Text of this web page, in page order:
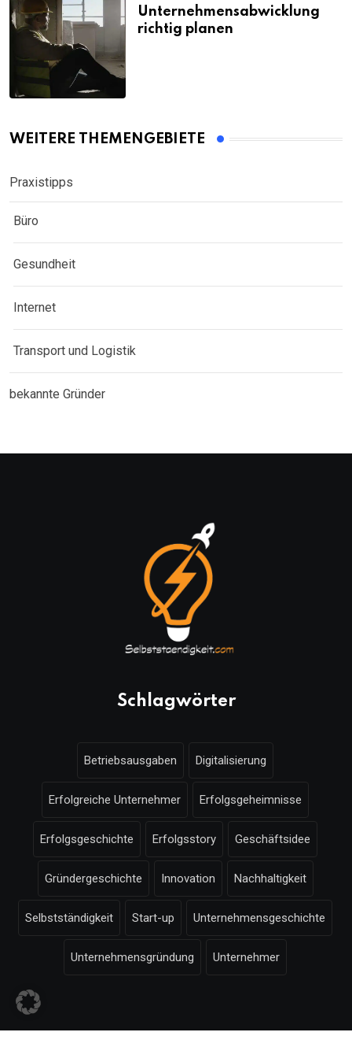
Unternehmensabwicklung
richtig planen
WEITERE THEMENGEBIETE
Praxistipps
Büro
Gesundheit
Internet
Transport und Logistik
bekannte Gründer
Schlagwörter
Betriebsausgaben Digitalisierung
Erfolgreiche Unternehmer Erfolgsgeheimnisse
Erfolgsgeschichte Erfolgsstory Geschäftsidee
Gründergeschichte Innovation Nachhaltigkeit
Selbstständigkeit Start-up Unternehmensgeschichte
Unternehmensgründung Unternehmer